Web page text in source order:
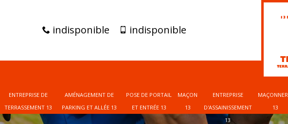
indisponible indisponible
ENTREPRISE DE
TERRASSEMENT 13
AMÉNAGEMENT DE
PARKING ET ALLÉE 13
POSE DE PORTAIL
ET ENTRÉE 13
MAÇON
13
ENTREPRISE
D'ASSAINISSEMENT
13
13